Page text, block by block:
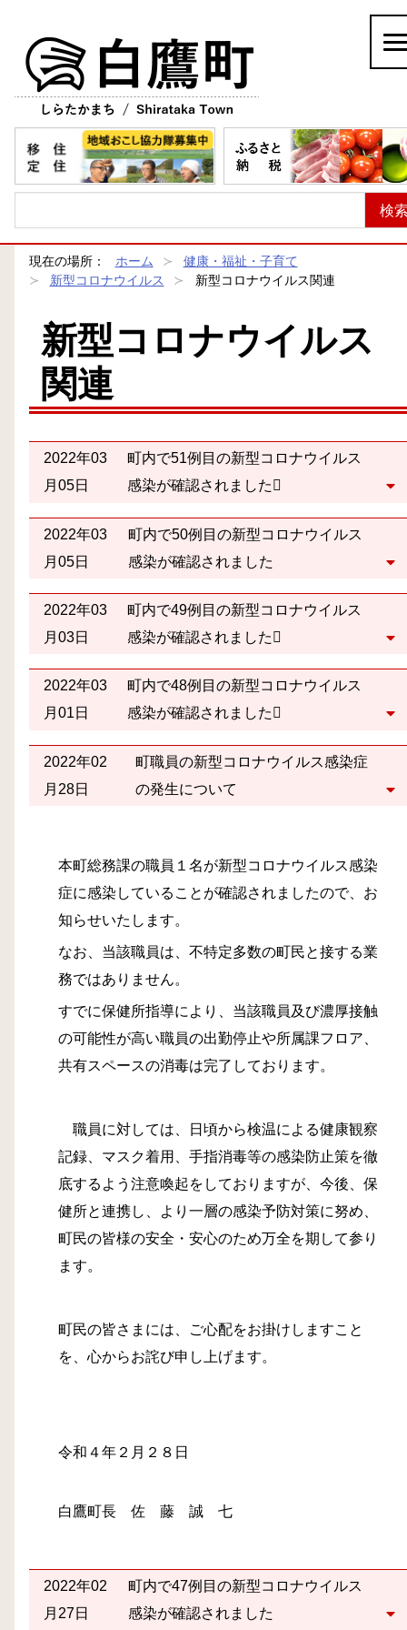
現在の場所： ホーム
健康・福祉・子育て
新型コロナウイルス
新型コロナウイルス関連
新型コロナウイルス
関連
2022年03
月05日
町内で51例目の新型コロナウイルス
感染が確認されました
2022年03
月05日
町内で50例目の新型コロナウイルス
感染が確認されました
2022年03
月03日
町内で49例目の新型コロナウイルス
感染が確認されました
2022年03
月01日
町内で48例目の新型コロナウイルス
感染が確認されました
2022年02
月28日
町職員の新型コロナウイルス感染症
の発生について
本町総務課の職員１名が新型コロナウイルス感染
症に感染していることが確認されましたので、お
知らせいたします。
なお、当該職員は、不特定多数の町民と接する業
務ではありません。
すでに保健所指導により、当該職員及び濃厚接触
の可能性が高い職員の出勤停止や所属課フロア、
共有スペースの消毒は完了しております。
職員に対しては、日頃から検温による健康観察
記録、マスク着用、手指消毒等の感染防止策を徹
底するよう注意喚起をしておりますが、今後、保
健所と連携し、より一層の感染予防対策に努め、
町民の皆様の安全・安心のため万全を期して参り
ます。
町民の皆さまには、ご心配をお掛けしますこと
を、心からお詫び申し上げます。
令和４年２月２８日
白鷹町長 佐 藤 誠 七
2022年02
月27日
町内で47例目の新型コロナウイルス
感染が確認されました